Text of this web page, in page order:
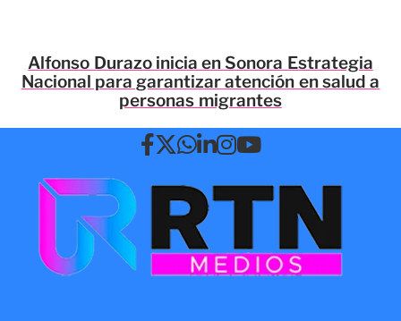
Alfonso Durazo inicia en Sonora Estrategia
Nacional para garantizar atención en salud a
personas migrantes